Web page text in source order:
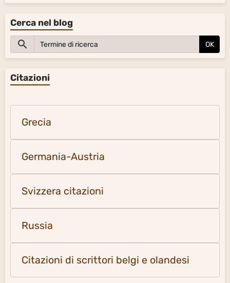
Cerca nel blog
OK
Citazioni
Grecia
Germania-Austria
Svizzera citazioni
Russia
Citazioni di scrittori belgi e olandesi